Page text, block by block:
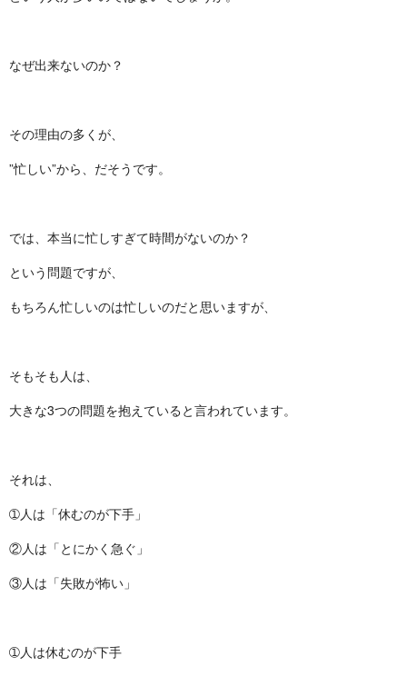
なぜ出来ないのか？
その理由の多くが、
”忙しい”から、だそうです。
では、本当に忙しすぎて時間がないのか？
という問題ですが、
もちろん忙しいのは忙しいのだと思いますが、
そもそも人は、
大きな3つの問題を抱えていると言われています。
それは、
➀人は「休むのが下手」
②人は「とにかく急ぐ」
③人は「失敗が怖い」
➀人は休むのが下手